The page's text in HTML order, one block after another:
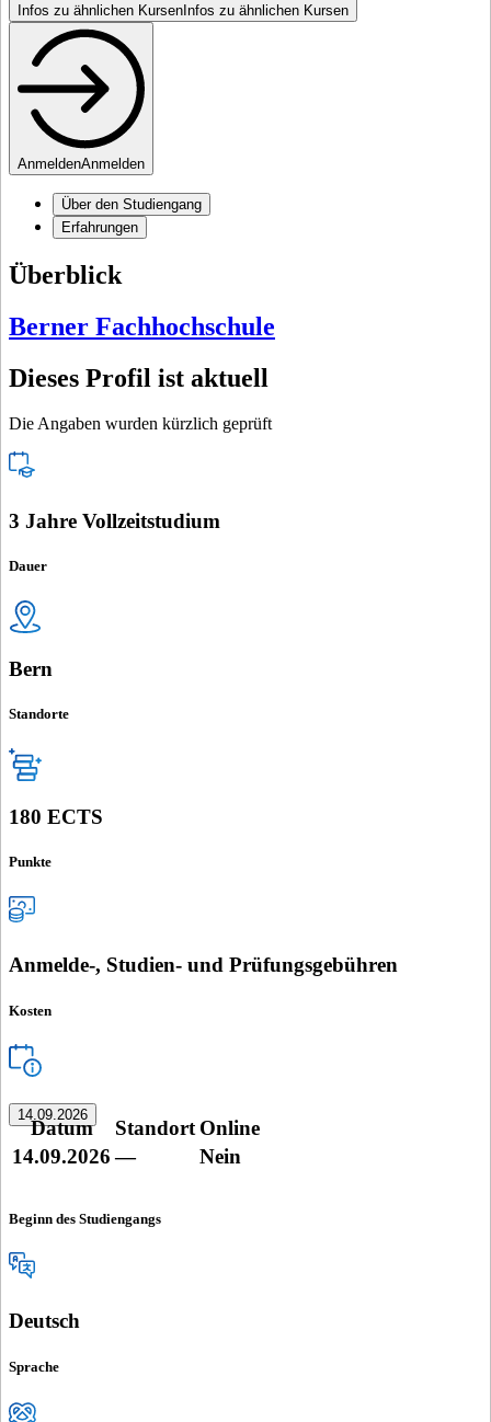
Infos zu ähnlichen Kursen Infos zu ähnlichen Kursen
AnmeldenAnmelden
Über den Studiengang
Erfahrungen
Überblick
Berner Fachhochschule
Dieses Profil ist aktuell
Die Angaben wurden kürzlich geprüft
3 Jahre Vollzeitstudium
Dauer
Bern
Standorte
180 ECTS
Punkte
Anmelde-, Studien- und Prüfungsgebühren
Kosten
14.09.2026
Datum Standort Online
14.09.2026 — Nein
Beginn des Studiengangs
Deutsch
Sprache